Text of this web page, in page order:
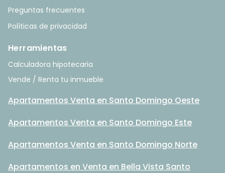
Preguntas frecuentes
Políticas de privacidad
Herramientas
Calculadora hipotecaria
Vende / Renta tu inmueble
Apartamentos Venta en Santo Domingo Oeste
Apartamentos Venta en Santo Domingo Este
Apartamentos Venta en Santo Domingo Norte
Apartamentos en Venta en Bella Vista Santo